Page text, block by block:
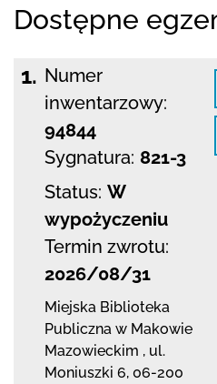
Dostępne
1. Numer
inwentarzowy:
94844
Sygnatura: 821-3
Status: W
wypożyczeniu
Termin zwrotu:
2026/08/31
Miejska Biblioteka
Publiczna w Makowie
Mazowieckim , ul.
Moniuszki 6, 06-200